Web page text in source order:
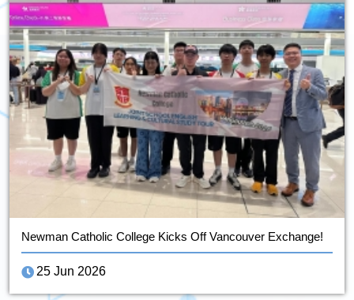
Newman Catholic College Kicks Off Vancouver Exchange!
25 Jun 2026